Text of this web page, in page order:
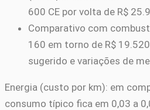
600 CE por volta de R$
Comparativo com
160 em torno de R$
sugerido e variações de
Energia (custo por km): em
consumo típico fica em 0,03 a